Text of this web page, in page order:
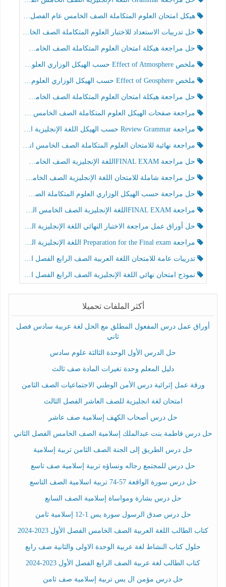
هيكل امتحان العلوم المتكاملة الصف الخامس عام الفصل الدراسي الثالث 2025-2026
حل تدريبات الاستعداد للاختبار العلوم المتكاملة الصف الخامس عام الفصل الثالث
حل مراجعة هيكلة امتحان العلوم المتكاملة الصف الخامس انسبير الفصل الثالث
ملخص Effect of Atmosphere حسب الهيكل الوزاري العلوم المتكاملة الصف الخامس انسبير الفصل الثالث
ملخص Effect of Geosphere حسب الهيكل الوزاري العلوم المتكاملة الصف الخامس انسبير الفصل الثالث
حل مراجعة هيكلة امتحان العلوم المتكاملة الصف الخامس عام الفصل الثالث
مراجعة صفحات الهيكل العلوم المتكاملة الصف الخامس انسبير الفصل الثالث
مراجعة Review Grammar حسب الهيكل اللغة الإنجليزية الصف الخامس الفصل الثالث
مراجعة نهائية للامتحان العلوم المتكاملة الصف الخامس انسبير الفصل الثالث
حل مراجعة FINAL EXAMاللغة الإنجليزية الصف الخامس الفصل الثالث
حل مراجعة شاملة للامتحان اللغة الإنجليزية الصف الخامس الفصل الثالث
حل مراجعة حسب الهيكل الوزاري العلوم المتكاملة الصف الخامس عام الفصل الثالث
مراجعة FINAL EXAMاللغة الإنجليزية الصف الخامس الفصل الثالث
حل أوراق عمل مراجعة الاختبار النهائي اللغة الإنجليزية الصف الرابع الفصل الثالث
مراجعة Preparation for the Final exam اللغة الإنجليزية الصف الرابع الفصل الثالث
تدريبات عامة للامتحان اللغة العربية الصف الرابع الفصل الثالث
نموذج امتحان نهائي اللغة الإنجليزية الصف الرابع الفصل الثالث
أكثر الملفات تحميلا
أوراق عمل درس المفعول المطلق مع الحل لغة عربية سادس فصل
ثاني
حل الدرس الأول الوحدة الثالثة علوم سادس
دليل المعلم وحدة تغيرات المادة صف ثالث
ورقة عمل إثرائية درس الأمن الوطني الاجتماعيات الصف الثامن
امتحان لغة انجليزية للصف العاشر الفصل الثالث
حل درس أصحاب الكهف إسلامية صف عاشر
حل درس فاطمة بنت عبدالملك إسلامية الصف الخامس الفصل الثاني
حل درس الطريق إلى الجنة الصف الثامن تربية إسلامية
حل درس للمجتمع رجاله ونساؤه تربية إسلامية صف تاسع
حل درس سورة الواقعة 57-74 تربية اسلامية الصف التاسع
حل درس بشارة ومواساة إسلامية الصف السابع
حل درس صدق الرسول سورة يس 1-12 إسلامية ثامن
كتاب الطالب اللغة العربية الصف الخامس الفصل الأول 2023-2024
حلول كتاب النشاط لغة عربية الوحدة الاولى والثانية صف رابع
كتاب الطالب لغة عربية الصف الرابع الفصل الأول 2023-2024
حل درس مؤمن ال يس تربية إسلامية صف ثامن